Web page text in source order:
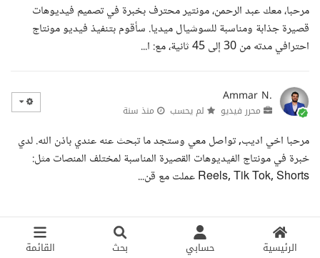
الرئيسية حسابي بحث القائمة
مرحبا، معك عبد الرحمن، مونتير محترف بخبرة في تصميم فيديوهات
قصيرة جذابة ومناسبة للسوشيال ميديا. سأقوم بتنفيذ فيديو مونتاج
احترافي مدته من 30 إلى 45 ثانية، مع: ا...
Ammar N.
محرر فيديو لم يحسب منذ سنة
مرحبا اخي اديب, تواصل معي وستجد ما تبحث عنه عندي باذن الله. لدي
خبرة في مونتاج الفيديوهات القصيرة المناسبة لمختلف المنصات مثل:
Reels, Tik Tok, Shorts عملت مع قن...